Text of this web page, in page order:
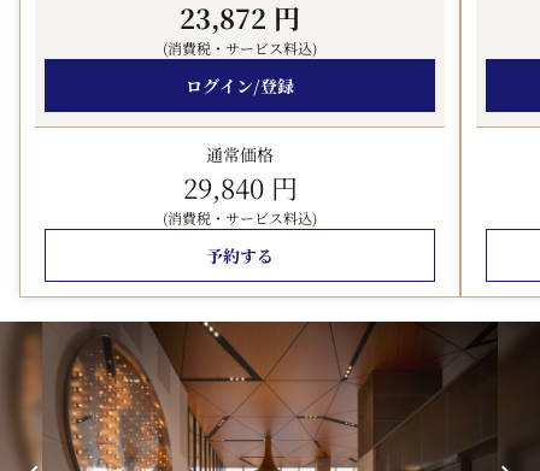
・Style Kitchen 朝食ブッフェ付き
6:30 AM – 10:30 AM（L.O. 10:00 AM）
・表示料金には朝食特典が含まれております。
・12歳以下のお子様は添い寝でご利用いただけます。
・メニュー内容および提供スタイルは、仕入れ状況等によ
り変更となる場合がございます。
23,872 円
(消費税・サービス料込)
ログイン/登録
通常価格
29,840 円
(消費税・サービス料込)
予約する